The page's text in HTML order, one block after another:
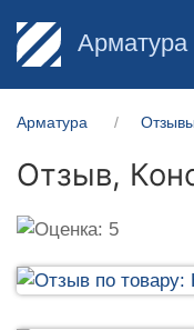
Арматура
Арматура Отзывы
Отзыв,